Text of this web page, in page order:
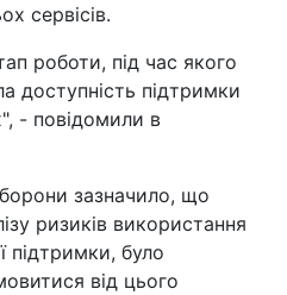
сервісів.
роботи, під час якого
доступність підтримки
- повідомили в
зазначило, що
ризиків використання
підтримки, було
від цього